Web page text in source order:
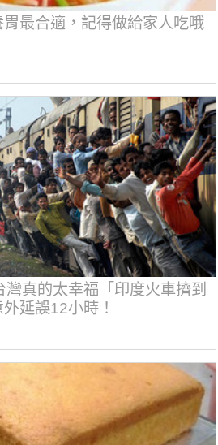
最合適，記得做給家人吃哦
真的太幸福「印度火車擠到
延誤12小時！